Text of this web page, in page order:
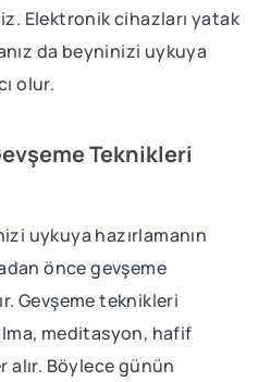
Elektronik cihazları yatak
da beyninizi uykuya
olur.
Teknikleri
uykuya hazırlamanın
önce gevşeme
Gevşeme teknikleri
meditasyon, hafif
alır. Böylece günün